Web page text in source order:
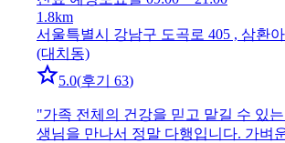
1.8km
서울특별시 강남구 도곡로 405 , 삼환
(대치동)
5.0(후기 63)
"가족 전체의 건강을 믿고 맡길 수 있
생님을 만나서 정말 다행입니다. 가벼